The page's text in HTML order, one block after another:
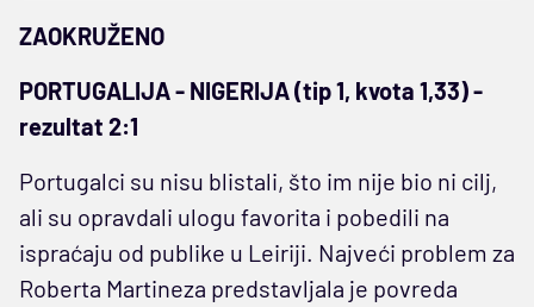
ZAOKRUŽENO
PORTUGALIJA - NIGERIJA (tip 1, kvota 1,33) -
rezultat 2:1
Portugalci su nisu blistali, što im nije bio ni cilj,
ali su opravdali ulogu favorita i pobedili na
ispraćaju od publike u Leiriji. Najveći problem za
Roberta Martineza predstavljala je povreda